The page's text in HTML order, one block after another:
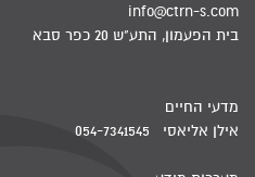
info@ctrn-s.com
בית הפעמון, התע"ש 20 כפר סבא
מדעי החיים
אילן אליאסי 054-7341545